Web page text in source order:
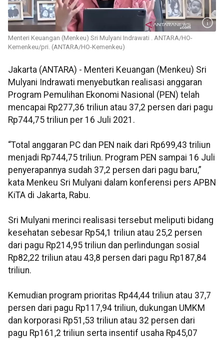
Menteri Keuangan (Menkeu) Sri Mulyani Indrawati . ANTARA/HO-
Kemenkeu/pri. (ANTARA/HO-Kemenkeu)
Jakarta (ANTARA) - Menteri Keuangan (Menkeu) Sri
Mulyani Indrawati menyebutkan realisasi anggaran
Program Pemulihan Ekonomi Nasional (PEN) telah
mencapai Rp277,36 triliun atau 37,2 persen dari pagu
Rp744,75 triliun per 16 Juli 2021.
“Total anggaran PC dan PEN naik dari Rp699,43 triliun
menjadi Rp744,75 triliun. Program PEN sampai 16 Juli
penyerapannya sudah 37,2 persen dari pagu baru,”
kata Menkeu Sri Mulyani dalam konferensi pers APBN
KiTA di Jakarta, Rabu.
Sri Mulyani merinci realisasi tersebut meliputi bidang
kesehatan sebesar Rp54,1 triliun atau 25,2 persen
dari pagu Rp214,95 triliun dan perlindungan sosial
Rp82,22 triliun atau 43,8 persen dari pagu Rp187,84
triliun.
Kemudian program prioritas Rp44,44 triliun atau 37,7
persen dari pagu Rp117,94 triliun, dukungan UMKM
dan korporasi Rp51,53 triliun atau 32 persen dari
pagu Rp161,2 triliun serta insentif usaha Rp45,07